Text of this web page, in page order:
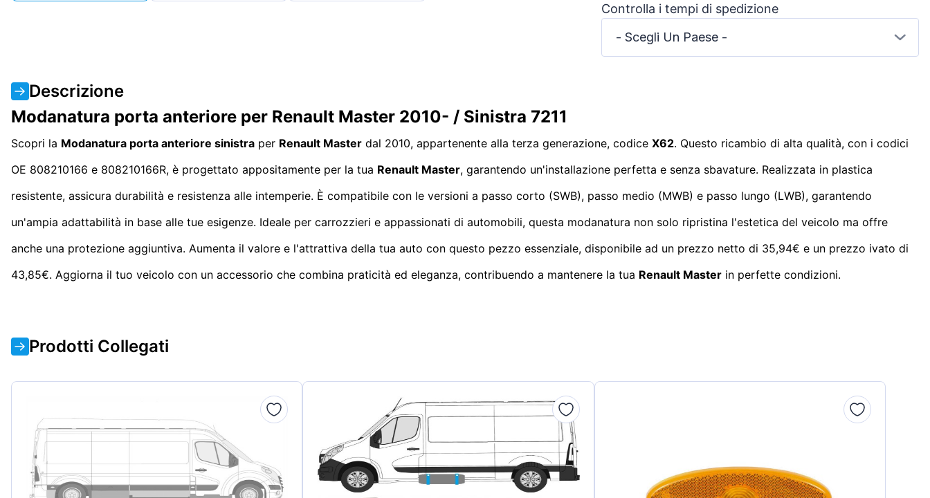
Controlla i tempi di spedizione
- Scegli Un Paese -
Descrizione
Modanatura porta anteriore per Renault Master 2010- / Sinistra 7211
Scopri la Modanatura porta anteriore sinistra per Renault Master dal 2010, appartenente alla terza generazione, codice X62. Questo ricambio di alta qualità, con i codici
OE 808210166 e 808210166R, è progettato appositamente per la tua Renault Master, garantendo un'installazione perfetta e senza sbavature. Realizzata in plastica
resistente, assicura durabilità e resistenza alle intemperie. È compatibile con le versioni a passo corto (SWB), passo medio (MWB) e passo lungo (LWB), garantendo
un'ampia adattabilità in base alle tue esigenze. Ideale per carrozzieri e appassionati di automobili, questa modanatura non solo ripristina l'estetica del veicolo ma offre
anche una protezione aggiuntiva. Aumenta il valore e l'attrattiva della tua auto con questo pezzo essenziale, disponibile ad un prezzo netto di 35,94€ e un prezzo ivato di
43,85€. Aggiorna il tuo veicolo con un accessorio che combina praticità ed eleganza, contribuendo a mantenere la tua Renault Master in perfette condizioni.
Prodotti Collegati